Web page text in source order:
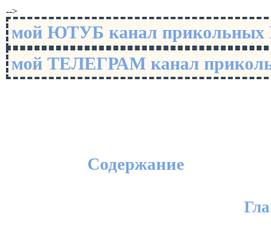
-->
мой ЮТУБ канал
мой ТЕЛЕГРАМ канал
Содержание